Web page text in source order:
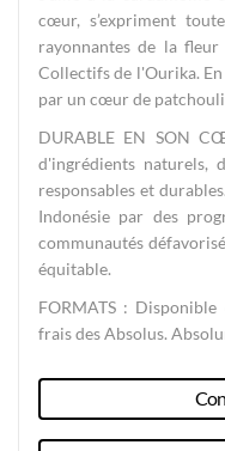
cœur, s’expriment
rayonnantes de la
Collectifs de l'Ourika.
par un cœur de
DURABLE EN SON
d'ingrédients naturels,
responsables et
Indonésie par des
communautés
équitable.
FORMATS :
frais des Absolus.